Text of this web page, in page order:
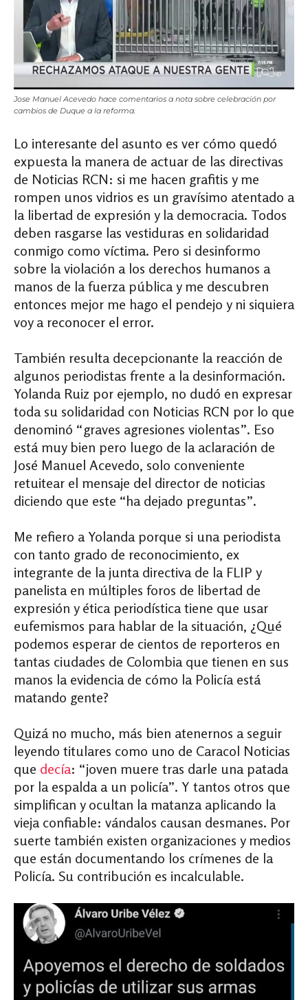
Jose Manuel Acevedo hace comentarios a nota sobre celebración por
cambios de Duque a la reforma.
Lo interesante del asunto es ver cómo quedó
expuesta la manera de actuar de las directivas
de Noticias RCN: si me hacen grafitis y me
rompen unos vidrios es un gravísimo atentado a
la libertad de expresión y la democracia. Todos
deben rasgarse las vestiduras en solidaridad
conmigo como víctima. Pero si desinformo
sobre la violación a los derechos humanos a
manos de la fuerza pública y me descubren
entonces mejor me hago el pendejo y ni siquiera
voy a reconocer el error.
También resulta decepcionante la reacción de
algunos periodistas frente a la desinformación.
Yolanda Ruiz por ejemplo, no dudó en expresar
toda su solidaridad con Noticias RCN por lo que
denominó “graves agresiones violentas”. Eso
está muy bien pero luego de la aclaración de
José Manuel Acevedo, solo conveniente
retuitear el mensaje del director de noticias
diciendo que este “ha dejado preguntas”.
Me refiero a Yolanda porque si una periodista
con tanto grado de reconocimiento, ex
integrante de la junta directiva de la FLIP y
panelista en múltiples foros de libertad de
expresión y ética periodística tiene que usar
eufemismos para hablar de la situación, ¿Qué
podemos esperar de cientos de reporteros en
tantas ciudades de Colombia que tienen en sus
manos la evidencia de cómo la Policía está
matando gente?
Quizá no mucho, más bien atenernos a seguir
leyendo titulares como uno de Caracol Noticias
que decía: “joven muere tras darle una patada
por la espalda a un policía”. Y tantos otros que
simplifican y ocultan la matanza aplicando la
vieja confiable: vándalos causan desmanes. Por
suerte también existen organizaciones y medios
que están documentando los crímenes de la
Policía. Su contribución es incalculable.